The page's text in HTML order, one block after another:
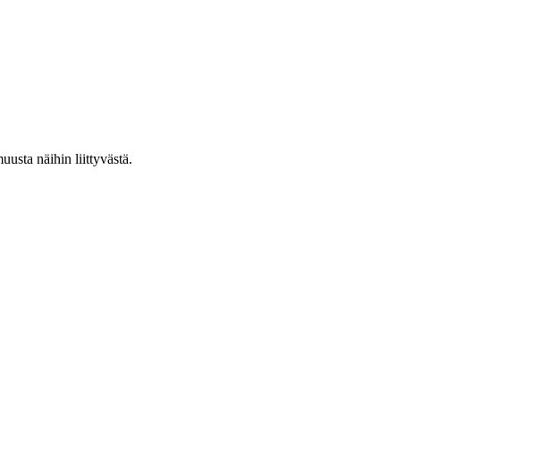
näihin liittyvästä.